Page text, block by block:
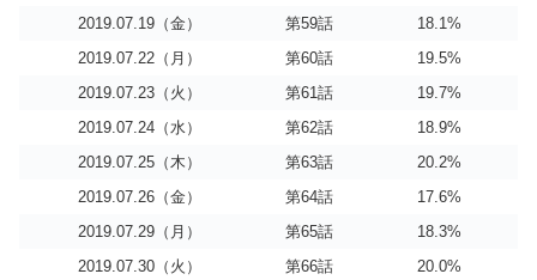
2019.07.19（金）
第59話
18.1%
2019.07.22（月）
第60話
19.5%
2019.07.23（火）
第61話
19.7%
2019.07.24（水）
第62話
18.9%
2019.07.25（木）
第63話
20.2%
2019.07.26（金）
第64話
17.6%
2019.07.29（月）
第65話
18.3%
2019.07.30（火）
第66話
20.0%